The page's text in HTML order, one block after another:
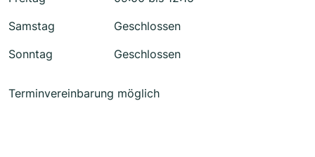
Samstag
Geschlossen
Sonntag
Geschlossen
Terminvereinbarung möglich